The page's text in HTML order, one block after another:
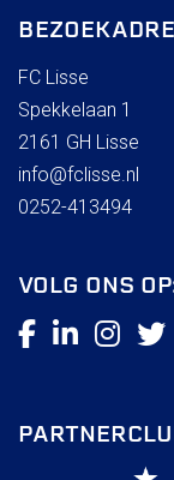
FC Lisse
Spekkelaan 1
2161 GH Lisse
info@fclisse.nl
0252-413494
VOLG ONS